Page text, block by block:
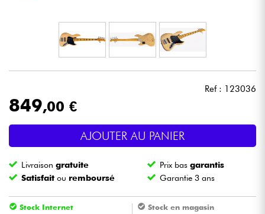
Eclairage
Batteries & Percu
Vents
Violons & Quatuor
Ref : 123036
849,00 €
AJOUTER AU PANIER
Livraisongratuite Prix basgarantis
Satisfait ou remboursé Garantie 3 ans
Stock Internet
Stock en magasin